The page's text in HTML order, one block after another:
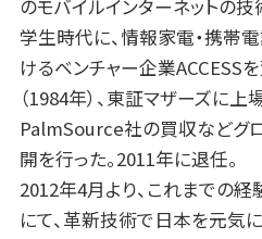
のモバイルインターネットの
学生時代に、情報家電・携帯
けるベンチャー企業ACCESS
（1984年）、東証マザーズに上
PalmSource社の買収などグ
開を行った。2011年に退任。
2012年4月より、これまでの
にて、革新技術で日本を元気